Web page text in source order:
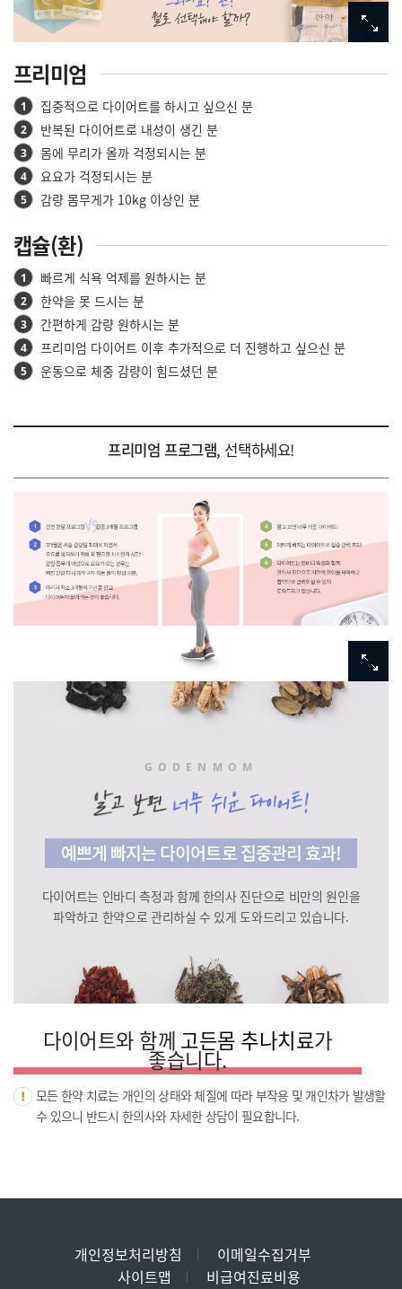
프리미엄
1 집중적으로 다이어트를 하시고 싶으신 분
2 반복된 다이어트로 내성이 생긴 분
3 몸에 무리가 올까 걱정되시는 분
4 요요가 걱정되시는 분
5 감량 몸무게가 10kg 이상인 분
캡슐(환)
1 빠르게 식욕 억제를 원하시는 분
2 한약을 못 드시는 분
3 간편하게 감량 원하시는 분
4 프리미엄 다이어트 이후 추가적으로 더 진행하고 싶으신 분
5 운동으로 체중 감량이 힘드셨던 분
프리미엄 프로그램, 선택하세요!
GODENMOM
예쁘게 빠지는 다이어트로 집중관리 효과!
다이어트는 인바디 측정과 함께 한의사 진단으로 비만의 원인을
파악하고 한약으로 관리하실 수 있게 도와드리고 있습니다.
다이어트와 함께 고든몸 추나치료가
좋습니다.
모든 한약 치료는 개인의 상태와 체질에 따라 부작용 및 개인차가 발생할
수 있으니 반드시 한의사와 자세한 상담이 필요합니다.
개인정보처리방침
이메일수집거부
사이트맵
비급여진료비용